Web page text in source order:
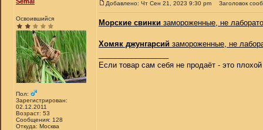
Освоившийся
Пол:
Зарегистрирован:
02.12.2011
Возраст: 53
Сообщения: 128
Откуда: Москва
Добавлено: Чт Сен 21, 2023 9:30 pm Заголовок
Морские свинки замороженные, не
Хомяк джунгарсий замороженные, не
Если товар сам себя не продаёт - это